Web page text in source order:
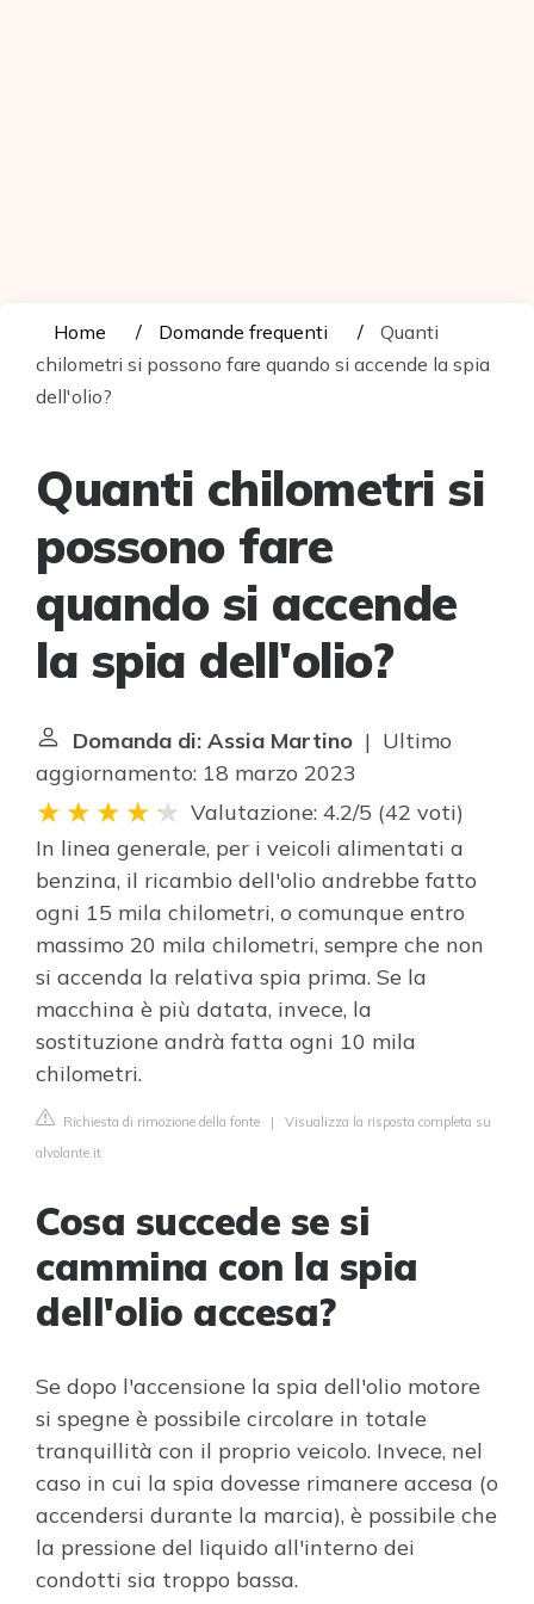
Home Domande frequenti
Quanti
chilometri si possono fare quando si accende la spia
dell'olio?
Quanti chilometri si
possono fare
quando si accende
la spia dell'olio?
Domanda di: Assia Martino | Ultimo
aggiornamento: 18 marzo 2023
Valutazione: 4.2/5 (42 voti)
In linea generale, per i veicoli alimentati a
benzina, il ricambio dell'olio andrebbe fatto
ogni 15 mila chilometri, o comunque entro
massimo 20 mila chilometri, sempre che non
si accenda la relativa spia prima. Se la
macchina è più datata, invece, la
sostituzione andrà fatta ogni 10 mila
chilometri.
Richiesta di rimozione della fonte | Visualizza la risposta completa su
alvolante.it
Cosa succede se si
cammina con la spia
dell'olio accesa?
Se dopo l'accensione la spia dell'olio motore
si spegne è possibile circolare in totale
tranquillità con il proprio veicolo. Invece, nel
caso in cui la spia dovesse rimanere accesa (o
accendersi durante la marcia), è possibile che
la pressione del liquido all'interno dei
condotti sia troppo bassa.